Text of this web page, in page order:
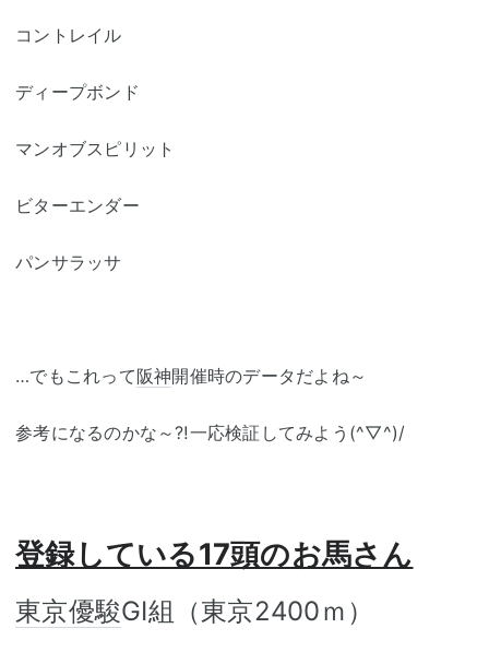
コントレイル
ディープボンド
マンオブスピリット
ビターエンダー
パンサラッサ
…でもこれって阪神開催時のデータだよね～
参考になるのかな～⁈一応検証してみよう(^▽^)/
登録している17頭のお馬さん
東京優駿GⅠ組（東京2400ｍ）